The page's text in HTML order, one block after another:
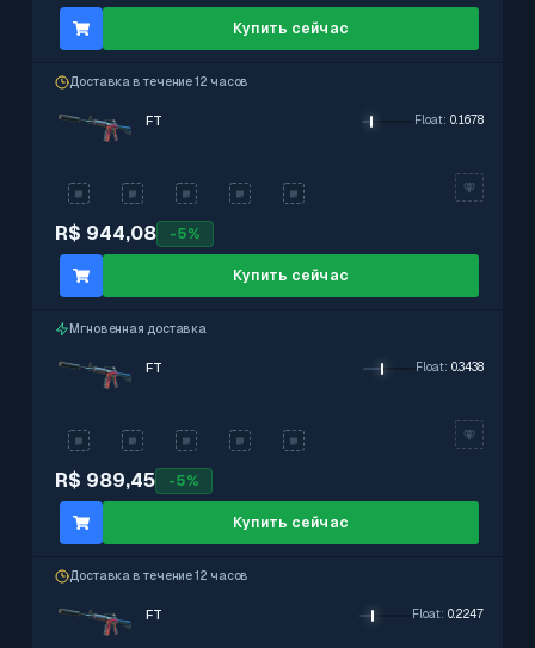
Купить сейчас
Доставка в течение 12 часов
R$ 944,08 -5%
FT Float: 0.1678
Купить сейчас
Мгновенная доставка
R$ 989,45 -5%
FT Float: 0.3438
Купить сейчас
Доставка в течение 12 часов
FT Float: 0.2247